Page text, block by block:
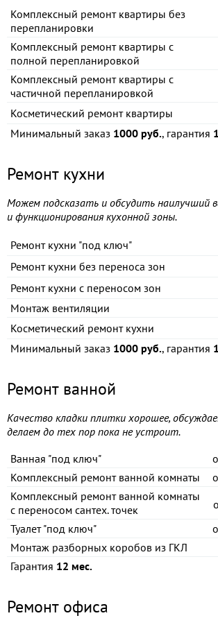
Комплексный ремонт квартиры без
перепланировки
Комплексный ремонт квартиры с
полной перепланировкой
Комплексный ремонт квартиры с
частичной перепланировкой
Косметический ремонт квартиры
Минимальный заказ 1000 руб., гарантия
Ремонт кухни
Можем подсказать и обсудить наилучший
и функционирования кухонной зоны.
Ремонт кухни "под ключ"
Ремонт кухни без переноса зон
Ремонт кухни с переносом зон
Монтаж вентиляции
Косметический ремонт кухни
Минимальный заказ 1000 руб., гарантия
Ремонт ванной
Качество кладки плитки хорошее,
делаем до тех пор пока не устроит.
Ванная "под ключ"
Комплексный ремонт ванной комнаты
Комплексный ремонт ванной комнаты
с переносом сантех. точек
Туалет "под ключ"
Монтаж разборных коробов из ГКЛ
Гарантия 12 мес.
Ремонт офиса